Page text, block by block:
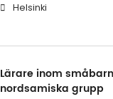
Helsinki
Lärare inom
nordsamiska grupp